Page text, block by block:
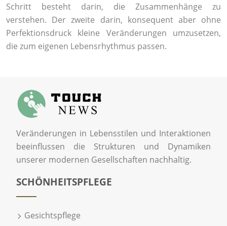
Schritt besteht darin, die Zusammenhänge zu
verstehen. Der zweite darin, konsequent aber ohne
Perfektionsdruck kleine Veränderungen umzusetzen,
die zum eigenen Lebensrhythmus passen.
Veränderungen in Lebensstilen und Interaktionen
beeinflussen die Strukturen und Dynamiken
unserer modernen Gesellschaften nachhaltig.
SCHÖNHEITSPFLEGE
Gesichtspflege